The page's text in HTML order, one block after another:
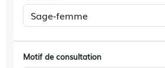
Motif de consultation